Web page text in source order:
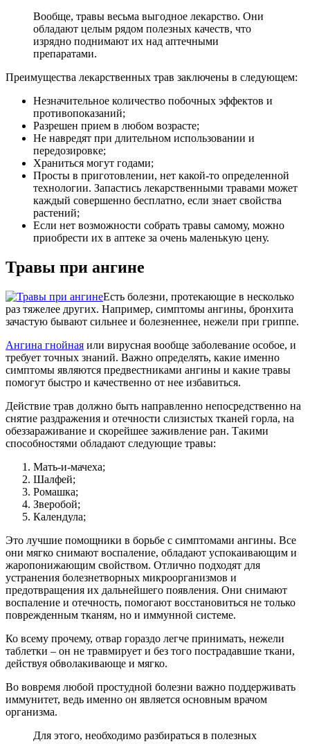
Вообще, травы весьма выгодное лекарство. Они
обладают целым рядом полезных качеств, что
изрядно поднимают их над аптечными
препаратами.
Преимущества лекарственных трав заключены в следующем:
Незначительное количество побочных эффектов и
противопоказаний;
Разрешен прием в любом возрасте;
Не навредят при длительном использовании и
передозировке;
Храниться могут годами;
Просты в приготовлении, нет какой-то определенной
технологии. Запастись лекарственными травами может
каждый совершенно бесплатно, если знает свойства
растений;
Если нет возможности собрать травы самому, можно
приобрести их в аптеке за очень маленькую цену.
Травы при ангине
Есть болезни, протекающие в несколько
раз тяжелее других. Например, симптомы ангины, бронхита
зачастую бывают сильнее и болезненнее, нежели при гриппе.
Ангина гнойная или вирусная вообще заболевание особое, и
требует точных знаний. Важно определять, какие именно
симптомы являются предвестниками ангины и какие травы
помогут быстро и качественно от нее избавиться.
Действие трав должно быть направленно непосредственно на
снятие раздражения и отечности слизистых тканей горла, на
обеззараживание и скорейшее заживление ран. Такими
способностями обладают следующие травы:
Мать-и-мачеха;
Шалфей;
Ромашка;
Зверобой;
Календула;
Это лучшие помощники в борьбе с симптомами ангины. Все
они мягко снимают воспаление, обладают успокаивающим и
жаропонижающим свойством. Отлично подходят для
устранения болезнетворных микроорганизмов и
предотвращения их дальнейшего появления. Они снимают
воспаление и отечность, помогают восстановиться не только
поврежденным тканям, но и иммунной системе.
Ко всему прочему, отвар гораздо легче принимать, нежели
таблетки – он не травмирует и без того пострадавшие ткани,
действуя обволакивающе и мягко.
Во вовремя любой простудной болезни важно поддерживать
иммунитет, ведь именно он является основным врачом
организма.
Для этого, необходимо разбираться в полезных